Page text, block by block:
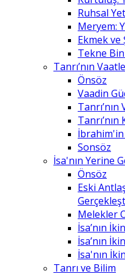
Ruhsal
Meryem:
Ekmek ve
Tekne
Tanrı’nın
Önsöz
Vaadin
İbrahim'in
Sonsöz
İsa'nın Yerine
Önsöz
Eski
Melekler
İsa’nın
İsa’nın
İsa'nın
Tanrı ve Bilim